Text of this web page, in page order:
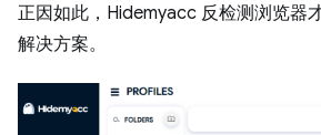
正因如此，Hidemyacc 反检测浏览器
解决方案。